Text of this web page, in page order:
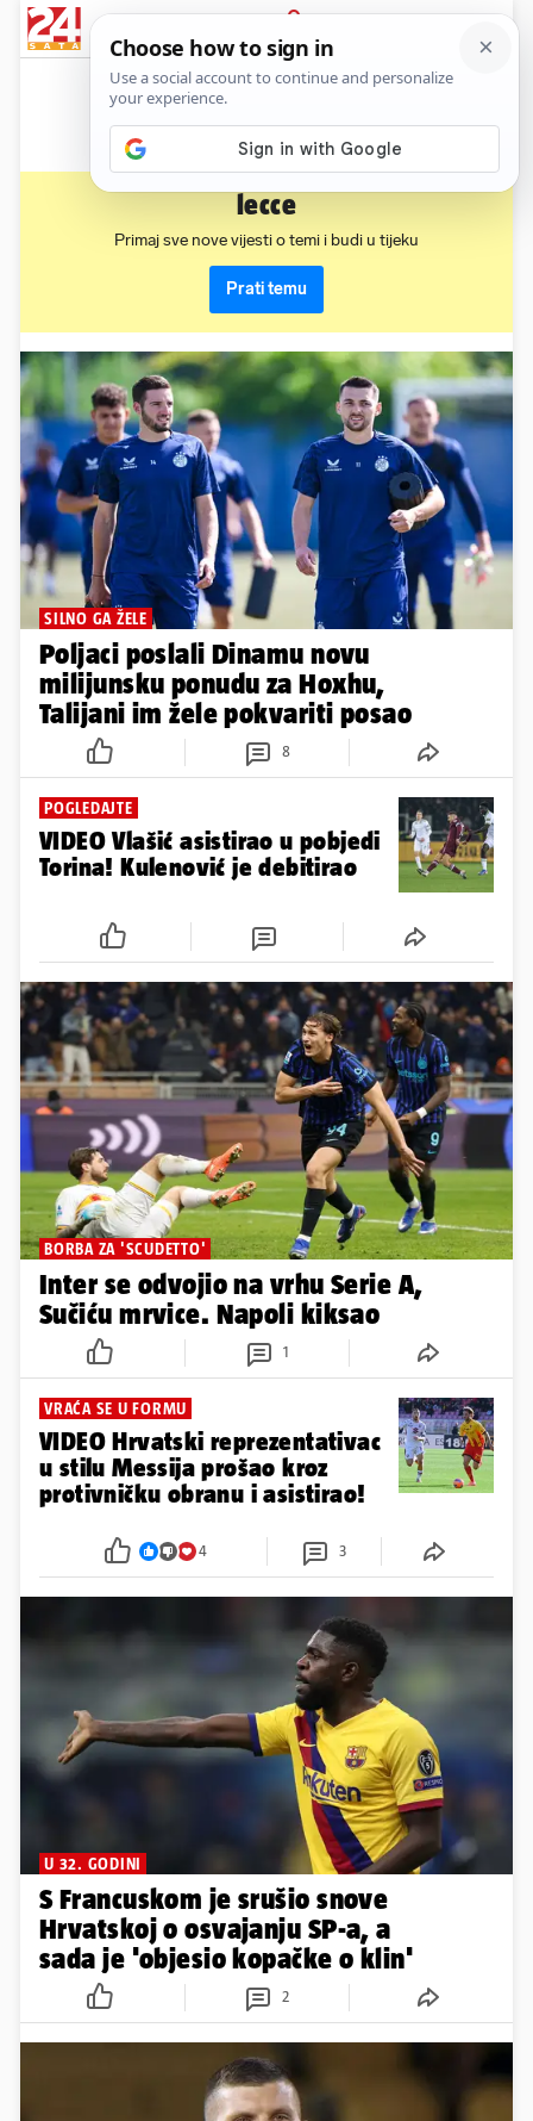
PRIJAVA
News
lecce
Primaj sve nove vijesti o temi i budi u tijeku
Prati temu
SILNO GA ŽELE
Poljaci poslali Dinamu novu
milijunsku ponudu za Hoxhu,
Talijani im žele pokvariti posao
8
POGLEDAJTE
VIDEO Vlašić asistirao u pobjedi
Torina! Kulenović je debitirao
BORBA ZA 'SCUDETTO'
Inter se odvojio na vrhu Serie A,
Sučiću mrvice. Napoli kiksao
1
VRAĆA SE U FORMU
VIDEO Hrvatski reprezentativac
u stilu Messija prošao kroz
protivničku obranu i asistirao!
4 3
U 32. GODINI
S Francuskom je srušio snove
Hrvatskoj o osvajanju SP-a, a
sada je 'objesio kopačke o klin'
2